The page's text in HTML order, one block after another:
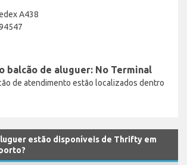
A438
balcão de aluguer: No Terminal
de atendimento estão localizados dentro
estão disponíveis de Thrifty em